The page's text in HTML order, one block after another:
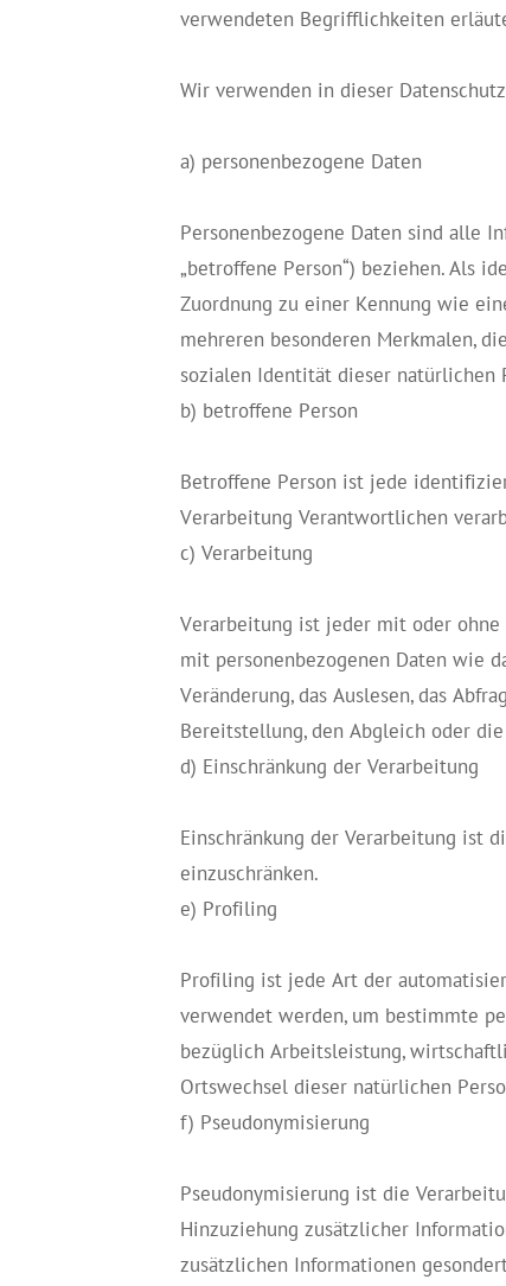
verwendeten Begrifflichkeiten
Wir verwenden in dieser
a) personenbezogene Daten
Personenbezogene Daten sind alle
„betroffene Person“) beziehen. Als
Zuordnung zu einer Kennung wie
mehreren besonderen Merkmalen,
sozialen Identität dieser natürlichen
b) betroffene Person
Betroffene Person ist jede
Verarbeitung Verantwortlichen
c) Verarbeitung
Verarbeitung ist jeder mit oder ohne
mit personenbezogenen Daten wie
Veränderung, das Auslesen, das
Bereitstellung, den Abgleich oder
d) Einschränkung der Verarbeitung
Einschränkung der Verarbeitung ist
einzuschränken.
e) Profiling
Profiling ist jede Art der
verwendet werden, um bestimmte
bezüglich Arbeitsleistung,
Ortswechsel dieser natürlichen
f) Pseudonymisierung
Pseudonymisierung ist die
Hinzuziehung zusätzlicher
zusätzlichen Informationen